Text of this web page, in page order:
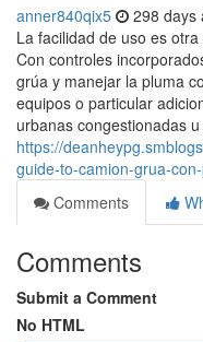
anner840qix5 298 days
La facilidad de uso es
Con controles
grúa y manejar la pluma
equipos o particular
urbanas congestionadas
https://
guide-to-camion-grua-
Comments
Comments
Submit a Comment
No HTML